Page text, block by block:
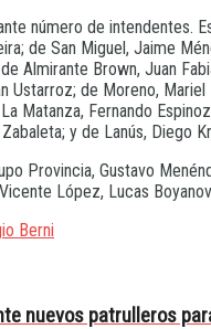
número de intendentes.
de San Miguel, Jaime
Almirante Brown, Juan
Ustarroz; de Moreno,
Matanza, Fernando
y de Lanús, Diego
Provincia, Gustavo
López, Lucas
Berni
nuevos patrulleros